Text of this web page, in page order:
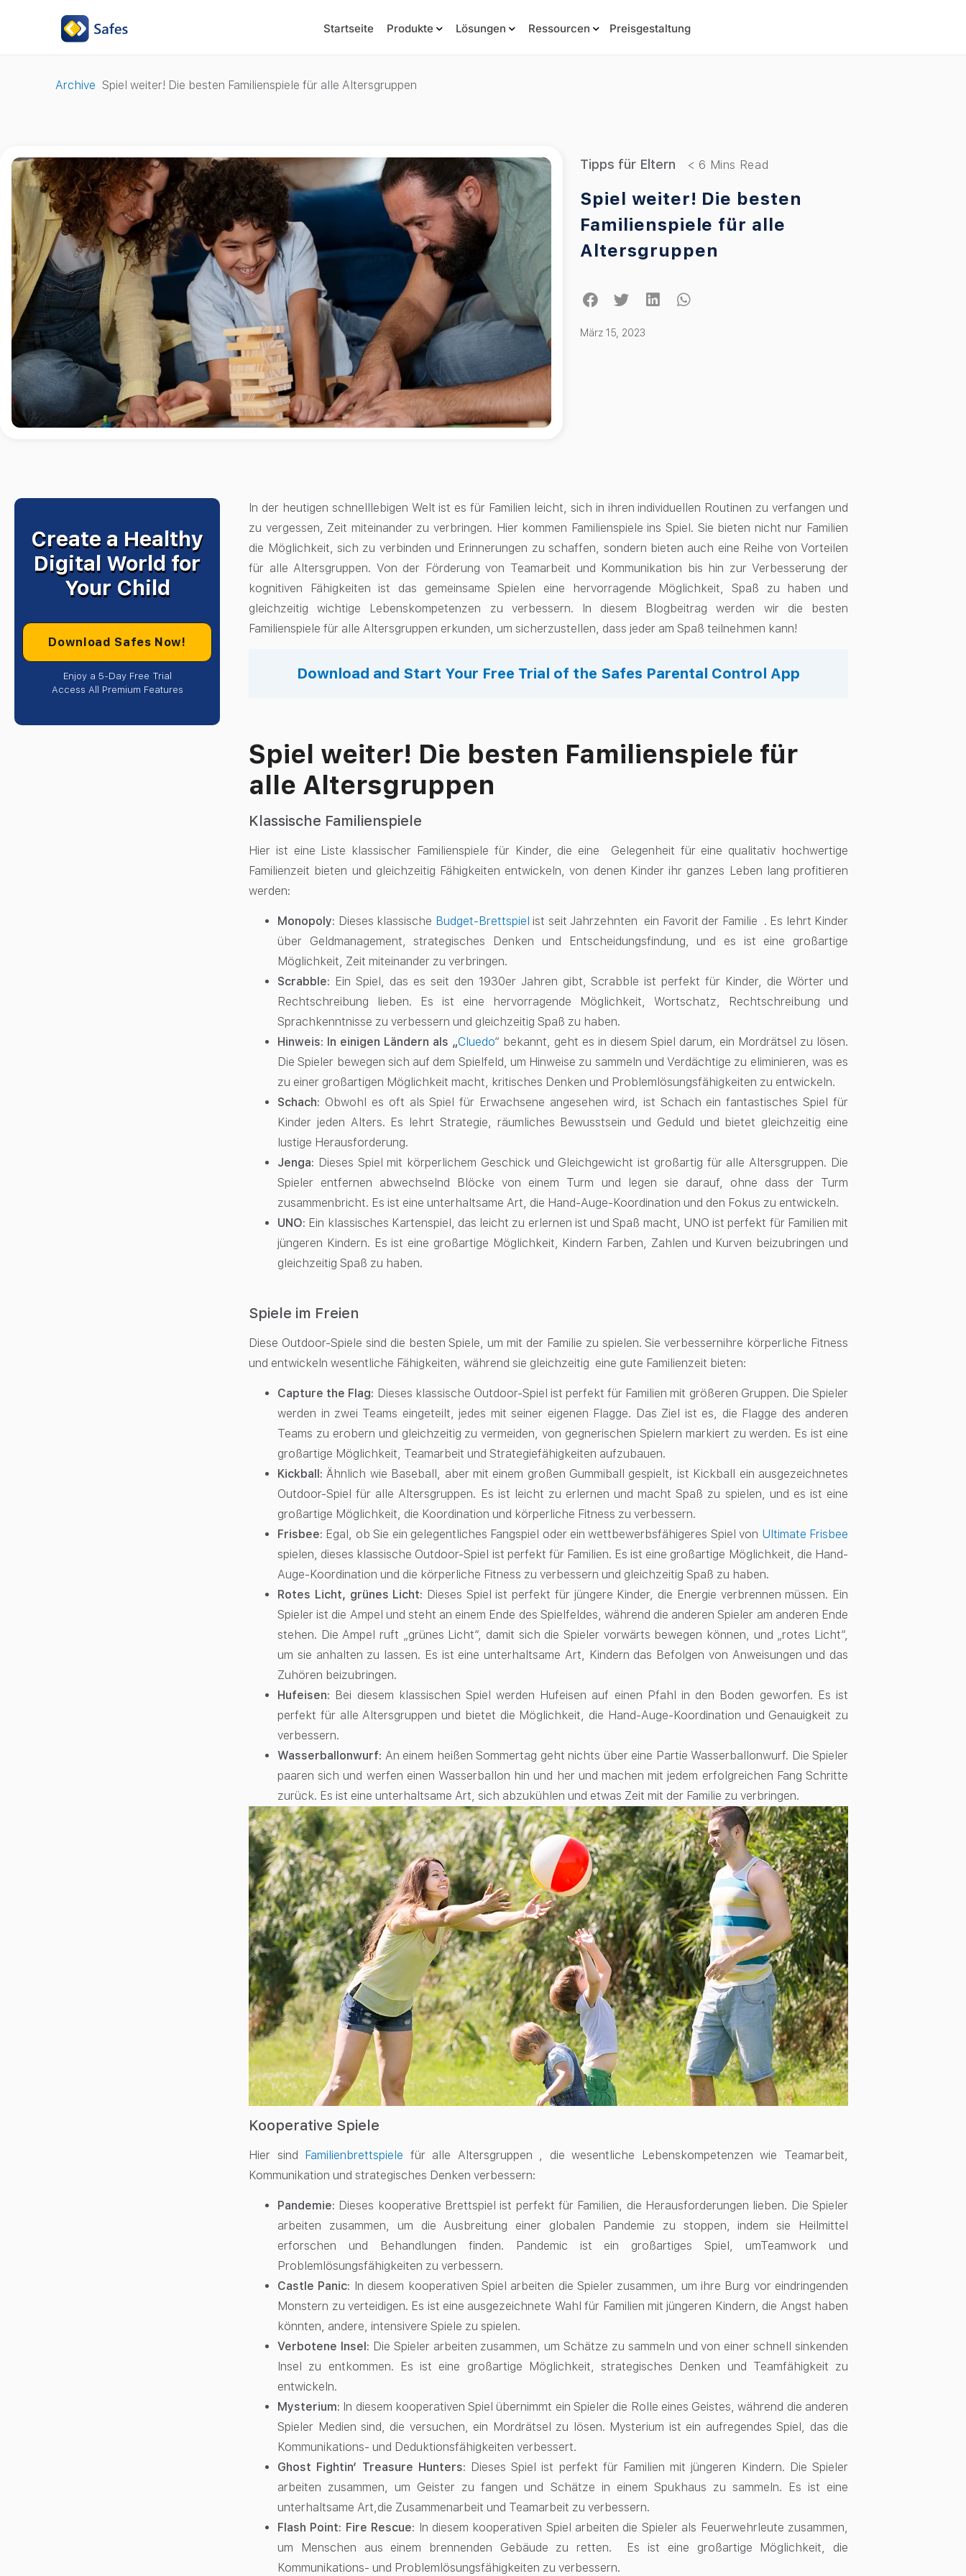
Startseite Produkte Lösungen Ressourcen Preisgestaltung
Archive Spiel weiter! Die besten Familienspiele für alle Altersgruppen
Tipps für Eltern
Spiel weiter! Die besten
Familienspiele für alle
Altersgruppen
März 15, 2023
Create a Healthy
Digital World for
Your Child
Download Safes Now!
Enjoy a 5-Day Free Trial
Access All Premium Features
In der heutigen schnelllebigen Welt ist es für Familien leicht, sich in ihren individuellen Routinen zu verfangen und
zu vergessen, Zeit miteinander zu verbringen. Hier kommen Familienspiele ins Spiel. Sie bieten nicht nur Familien
die Möglichkeit, sich zu verbinden und Erinnerungen zu schaffen, sondern bieten auch eine Reihe von Vorteilen
für alle Altersgruppen. Von der Förderung von Teamarbeit und Kommunikation bis hin zur Verbesserung der
kognitiven Fähigkeiten ist das gemeinsame Spielen eine hervorragende Möglichkeit, Spaß zu haben und
gleichzeitig wichtige Lebenskompetenzen zu verbessern. In diesem Blogbeitrag werden wir die besten
Familienspiele für alle Altersgruppen erkunden, um sicherzustellen, dass jeder am Spaß teilnehmen kann!
Download and Start Your Free Trial of the Safes Parental Control App
Spiel weiter! Die besten Familienspiele für
alle Altersgruppen
Klassische Familienspiele
Hier ist eine Liste klassischer Familienspiele für Kinder, die eine Gelegenheit für eine qualitativ hochwertige
Familienzeit bieten und gleichzeitig Fähigkeiten entwickeln, von denen Kinder ihr ganzes Leben lang profitieren
werden:
Monopoly: Dieses klassische Budget-Brettspiel ist seit Jahrzehnten ein Favorit der Familie . Es lehrt Kinder
über Geldmanagement, strategisches Denken und Entscheidungsfindung, und es ist eine großartige
Möglichkeit, Zeit miteinander zu verbringen.
Scrabble: Ein Spiel, das es seit den 1930er Jahren gibt, Scrabble ist perfekt für Kinder, die Wörter und
Rechtschreibung lieben. Es ist eine hervorragende Möglichkeit, Wortschatz, Rechtschreibung und
Sprachkenntnisse zu verbessern und gleichzeitig Spaß zu haben.
Hinweis: In einigen Ländern als „Cluedo“ bekannt, geht es in diesem Spiel darum, ein Mordrätsel zu lösen.
Die Spieler bewegen sich auf dem Spielfeld, um Hinweise zu sammeln und Verdächtige zu eliminieren, was es
zu einer großartigen Möglichkeit macht, kritisches Denken und Problemlösungsfähigkeiten zu entwickeln.
Schach: Obwohl es oft als Spiel für Erwachsene angesehen wird, ist Schach ein fantastisches Spiel für
Kinder jeden Alters. Es lehrt Strategie, räumliches Bewusstsein und Geduld und bietet gleichzeitig eine
lustige Herausforderung.
Jenga: Dieses Spiel mit körperlichem Geschick und Gleichgewicht ist großartig für alle Altersgruppen. Die
Spieler entfernen abwechselnd Blöcke von einem Turm und legen sie darauf, ohne dass der Turm
zusammenbricht. Es ist eine unterhaltsame Art, die Hand-Auge-Koordination und den Fokus zu entwickeln.
UNO: Ein klassisches Kartenspiel, das leicht zu erlernen ist und Spaß macht, UNO ist perfekt für Familien mit
jüngeren Kindern. Es ist eine großartige Möglichkeit, Kindern Farben, Zahlen und Kurven beizubringen und
gleichzeitig Spaß zu haben.
Spiele im Freien
Diese Outdoor-Spiele sind die besten Spiele, um mit der Familie zu spielen. Sie verbessernihre körperliche Fitness
und entwickeln wesentliche Fähigkeiten, während sie gleichzeitig eine gute Familienzeit bieten:
Capture the Flag: Dieses klassische Outdoor-Spiel ist perfekt für Familien mit größeren Gruppen. Die Spieler
werden in zwei Teams eingeteilt, jedes mit seiner eigenen Flagge. Das Ziel ist es, die Flagge des anderen
Teams zu erobern und gleichzeitig zu vermeiden, von gegnerischen Spielern markiert zu werden. Es ist eine
großartige Möglichkeit, Teamarbeit und Strategiefähigkeiten aufzubauen.
Kickball: Ähnlich wie Baseball, aber mit einem großen Gummiball gespielt, ist Kickball ein ausgezeichnetes
Outdoor-Spiel für alle Altersgruppen. Es ist leicht zu erlernen und macht Spaß zu spielen, und es ist eine
großartige Möglichkeit, die Koordination und körperliche Fitness zu verbessern.
Frisbee: Egal, ob Sie ein gelegentliches Fangspiel oder ein wettbewerbsfähigeres Spiel von Ultimate Frisbee
spielen, dieses klassische Outdoor-Spiel ist perfekt für Familien. Es ist eine großartige Möglichkeit, die Hand-
Auge-Koordination und die körperliche Fitness zu verbessern und gleichzeitig Spaß zu haben.
Rotes Licht, grünes Licht: Dieses Spiel ist perfekt für jüngere Kinder, die Energie verbrennen müssen. Ein
Spieler ist die Ampel und steht an einem Ende des Spielfeldes, während die anderen Spieler am anderen Ende
stehen. Die Ampel ruft „grünes Licht“, damit sich die Spieler vorwärts bewegen können, und „rotes Licht“,
um sie anhalten zu lassen. Es ist eine unterhaltsame Art, Kindern das Befolgen von Anweisungen und das
Zuhören beizubringen.
Hufeisen: Bei diesem klassischen Spiel werden Hufeisen auf einen Pfahl in den Boden geworfen. Es ist
perfekt für alle Altersgruppen und bietet die Möglichkeit, die Hand-Auge-Koordination und Genauigkeit zu
verbessern.
Wasserballonwurf: An einem heißen Sommertag geht nichts über eine Partie Wasserballonwurf. Die Spieler
paaren sich und werfen einen Wasserballon hin und her und machen mit jedem erfolgreichen Fang Schritte
zurück. Es ist eine unterhaltsame Art, sich abzukühlen und etwas Zeit mit der Familie zu verbringen.
Kooperative Spiele
Hier sind Familienbrettspiele für alle Altersgruppen , die wesentliche Lebenskompetenzen wie Teamarbeit,
Kommunikation und strategisches Denken verbessern:
Pandemie: Dieses kooperative Brettspiel ist perfekt für Familien, die Herausforderungen lieben. Die Spieler
arbeiten zusammen, um die Ausbreitung einer globalen Pandemie zu stoppen, indem sie Heilmittel
erforschen und Behandlungen finden. Pandemic ist ein großartiges Spiel, umTeamwork und
Problemlösungsfähigkeiten zu verbessern.
Castle Panic: In diesem kooperativen Spiel arbeiten die Spieler zusammen, um ihre Burg vor eindringenden
Monstern zu verteidigen. Es ist eine ausgezeichnete Wahl für Familien mit jüngeren Kindern, die Angst haben
könnten, andere, intensivere Spiele zu spielen.
Verbotene Insel: Die Spieler arbeiten zusammen, um Schätze zu sammeln und von einer schnell sinkenden
Insel zu entkommen. Es ist eine großartige Möglichkeit, strategisches Denken und Teamfähigkeit zu
entwickeln.
Mysterium: In diesem kooperativen Spiel übernimmt ein Spieler die Rolle eines Geistes, während die anderen
Spieler Medien sind, die versuchen, ein Mordrätsel zu lösen. Mysterium ist ein aufregendes Spiel, das die
Kommunikations- und Deduktionsfähigkeiten verbessert.
Ghost Fightin‘ Treasure Hunters: Dieses Spiel ist perfekt für Familien mit jüngeren Kindern. Die Spieler
arbeiten zusammen, um Geister zu fangen und Schätze in einem Spukhaus zu sammeln. Es ist eine
unterhaltsame Art,die Zusammenarbeit und Teamarbeit zu verbessern.
Flash Point: Fire Rescue: In diesem kooperativen Spiel arbeiten die Spieler als Feuerwehrleute zusammen,
um Menschen aus einem brennenden Gebäude zu retten. Es ist eine großartige Möglichkeit, die
Kommunikations- und Problemlösungsfähigkeiten zu verbessern.